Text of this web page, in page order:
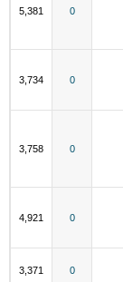
0
5,381
0
3,734
0
3,758
0
4,921
0
3,371